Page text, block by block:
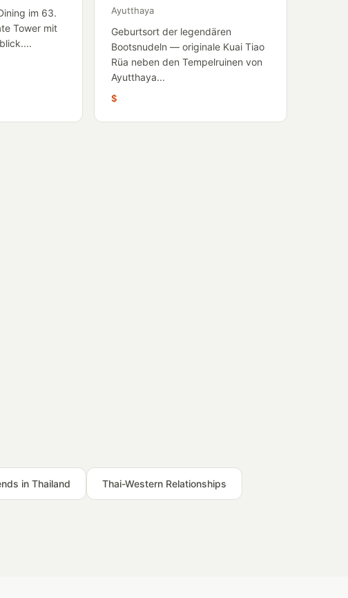
im 63.
Tower mit
Ayutthaya
Geburtsort der legendären
Bootsnudeln — originale Kuai Tiao
Rüa neben den Tempelruinen von
Ayutthaya...
$
in Thailand Thai-Western Relationships